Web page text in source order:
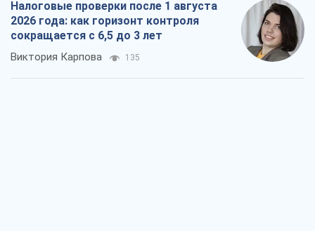
Налоговые проверки после 1 августа
2026 года: как горизонт контроля
сокращается с 6,5 до 3 лет
Виктория Карпова 135